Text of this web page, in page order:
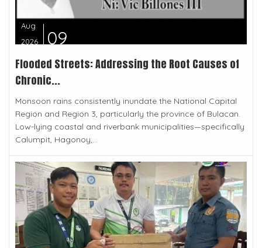
Aug
2026
09
Flooded Streets: Addressing the Root Causes of
Chronic...
Monsoon rains consistently inundate the National Capital
Region and Region 3, particularly the province of Bulacan.
Low-lying coastal and riverbank municipalities—specifically
Calumpit, Hagonoy,...